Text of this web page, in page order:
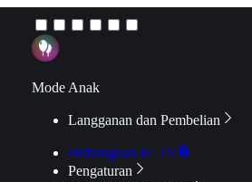
Mode Anak
Langganan dan Pembelian
Hubungkan ke TV
Pengaturan